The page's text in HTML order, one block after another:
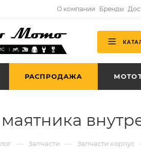
О компании Бренды
РАСПРОДАЖА
— Запчасти — Запчасти корпус